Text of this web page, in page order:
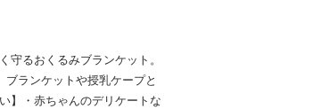
守るおくるみブランケット。
ブランケットや授乳ケープと
】・赤ちゃんのデリケートな